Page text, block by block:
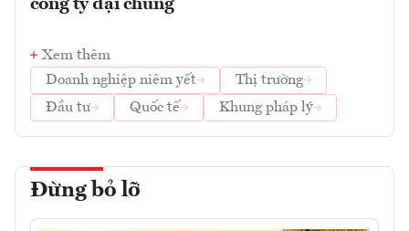
công ty đại chúng
Xem thêm
Doanh nghiệp niêm yết
Thị trường
Đầu tư
Quốc tế Khung pháp lý
Đừng bỏ lỡ